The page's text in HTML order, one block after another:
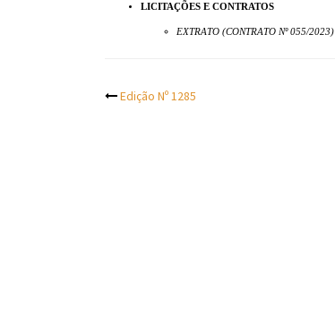
LICITAÇÕES E CONTRATOS
EXTRATO (CONTRATO Nº 055/2023)
Post
Edição Nº 1285